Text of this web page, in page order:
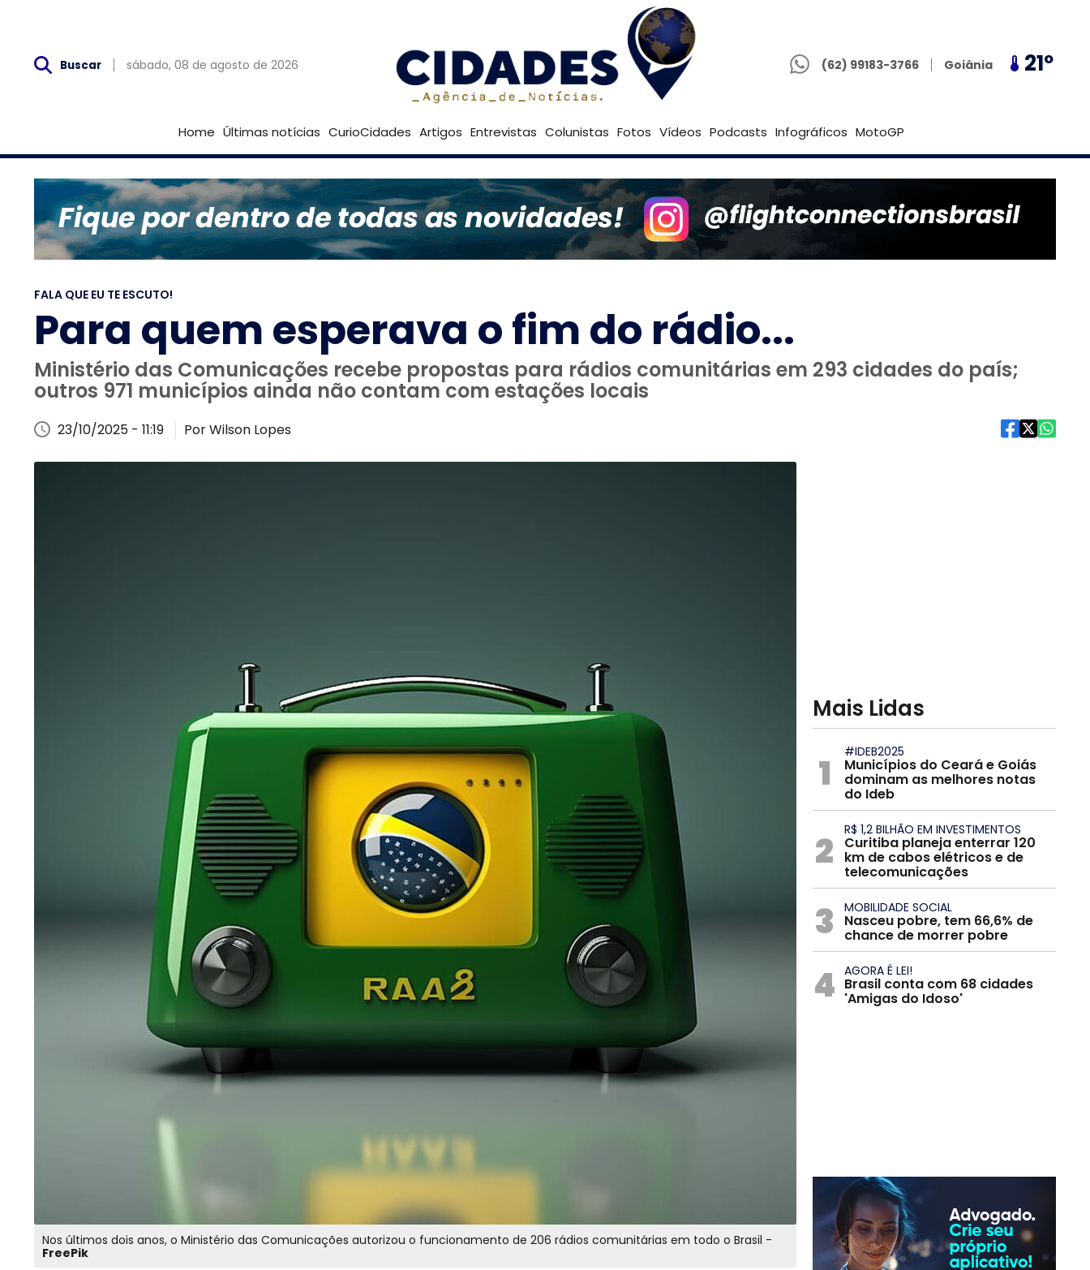
Buscar sábado, 08 de agosto de 2026 (62) 99183-3766
Goiânia 21º Brasília Goiânia 21º Brasília 20º
Home Últimas notícias CurioCidades Artigos Entrevistas Colunistas Fotos Vídeos Podcasts Infográficos MotoGP
FALA QUE EU TE ESCUTO!
Para quem esperava o fim do rádio...
Ministério das Comunicações recebe propostas para rádios comunitárias em 293 cidades do país;
outros 971 municípios ainda não contam com estações locais
23/10/2025 - 11:19 Por Wilson Lopes
Nos últimos dois anos, o Ministério das Comunicações autorizou o funcionamento de 206 rádios comunitárias em todo o Brasil -
FreePik
Mais Lidas
1 #IDEB2025
Municípios do Ceará e Goiás
dominam as melhores notas
do Ideb
2 R$ 1,2 BILHÃO EM INVESTIMENTOS
Curitiba planeja enterrar 120
km de cabos elétricos e de
telecomunicações
3 MOBILIDADE SOCIAL
Nasceu pobre, tem 66,6% de
chance de morrer pobre
4 AGORA É LEI!
Brasil conta com 68 cidades
'Amigas do Idoso'